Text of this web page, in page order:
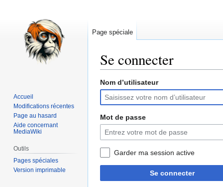
Se connecter
Aller
la
navigation
Aller
la
recherche
Nom d’utilisateur
Mot de passe
Garder ma session active
Se connecter
Page spéciale
Accueil
Modifications récentes
Page au hasard
Aide concernant
MediaWiki
Outils
Pages spéciales
Version imprimable